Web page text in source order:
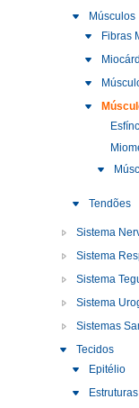
Músculos
Fibras
Tendões
Sistema
Sistema
Sistema
Sistema
Sistemas
Tecidos
Epitélio